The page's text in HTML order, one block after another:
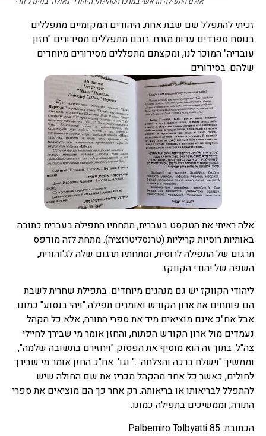
זכיתי להתפלל שם שבת אחת. היהודים המקומיים מתפללים
בנוסח ספרדים עדות מזרח. רובם מתפללים מסידורים "חזון
עובדיה" המוכר לנו, ומקצתם מתפללים מסידורים מיוחדים
שלהם. בסידורים
אלה ראיתי את הטקסט בעברית, מתחתיו התפילה בעברית כתובה
באותיות רוסיות קריליות (טרנסליטרזציה). מתחת לזה מודפס
תרגום של התפילה לרוסית, ומתחתיו תרגום שלה לג'והורית,
השפה של יהודי הקווקז.
ליהודי הקווקז יש גם מנהגים מיוחדים. בתפילת שחרית לשבת
הם פותחים את ארון הקודש ואומרים תפילה "ויהי בנסוע" כמונו.
אבל אח"כ אינם מוציאים מיד את ספרי התורה, אלא כל הקהל
נעמדים מול ארון הקודש הפתוח, והחזן אומר מי שבירך לחיילי
צה"ל. בתוך זה הוא מוסיף את הפסוק "ויחזירם בתשובה שלמה",
וממשיך "וישלח ברכה והצלחה…" וגו'. אח"כ החזן אומר מי שבירך
לחולים, כאשר כל אחד מהקהל מכריז את שם החולה שיש
להתפלל לבריאותו או בריאותה. רק אחר כך הם מוציאים את ספרי
התורה, וממשיכים בתפילה כמונו.
הכתובת: Palbemiro Tolbyatti 85